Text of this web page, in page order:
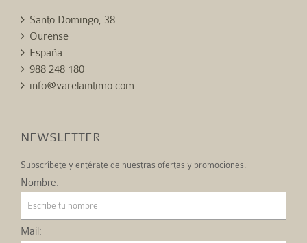
Santo Domingo, 38
Ourense
España
988 248 180
info@varelaintimo.com
NEWSLETTER
Subscríbete y entérate de nuestras ofertas y promociones.
Nombre:
Mail: